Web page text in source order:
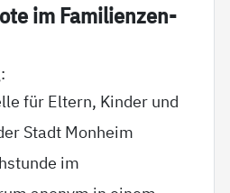
im Fa­mi­li­en­zen­
für Eltern, Kinder und
Stadt Monheim
im